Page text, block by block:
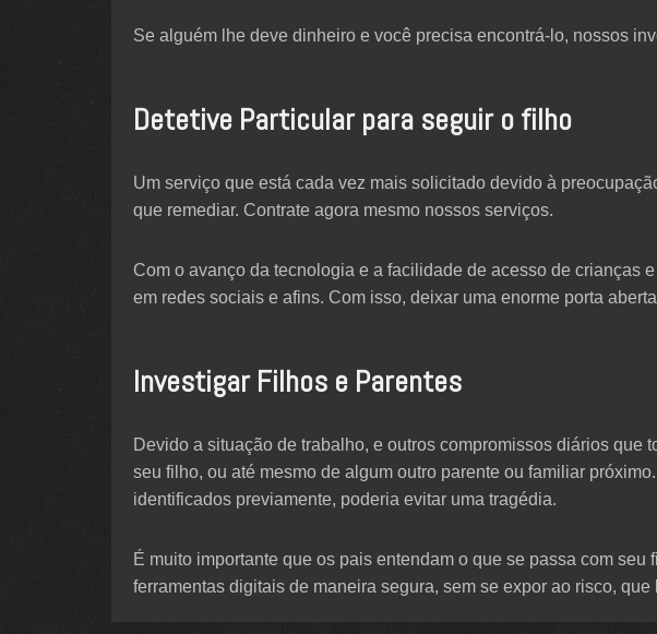
Se alguém lhe deve dinheiro e você precisa encontrá-lo, nossos
Detetive Particular para seguir o filho
Um serviço que está cada vez mais solicitado devido à
que remediar. Contrate agora mesmo nossos serviços.
Com o avanço da tecnologia e a facilidade de acesso de crianças
em redes sociais e afins. Com isso, deixar uma enorme porta
Investigar Filhos e Parentes
Devido a situação de trabalho, e outros compromissos diários
seu filho, ou até mesmo de algum outro parente ou familiar
identificados previamente, poderia evitar uma tragédia.
É muito importante que os pais entendam o que se passa com
ferramentas digitais de maneira segura, sem se expor ao risco, que